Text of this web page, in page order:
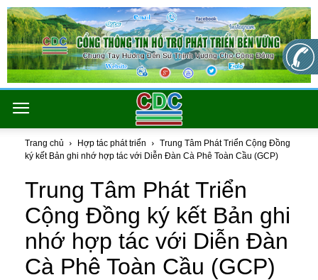
Trang chủ Hợp tác phát triển
Trung Tâm Phát Triển Cộng Đồng
ký kết Bản ghi nhớ hợp tác với Diễn Đàn Cà Phê Toàn Cầu (GCP)
Trung Tâm Phát Triển
Cộng Đồng ký kết Bản ghi
nhớ hợp tác với Diễn Đàn
Cà Phê Toàn Cầu (GCP)